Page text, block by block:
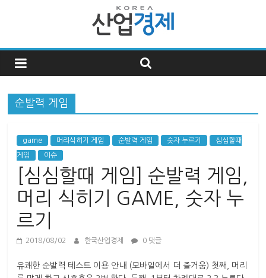
한
국
산
업
경
제
순발력 게임
game 머리식히기 게임 순발력 게임 숫자 누르기 심심할때
게임 이슈
[심심할때 게임] 순발력 게임,
머리 식히기 GAME, 숫자 누
르기
2018/08/02 한국산업경제 0 댓글
유쾌한 순발력 테스트 이용 안내 (모바일에서 더 즐거움) 첫째, 머리